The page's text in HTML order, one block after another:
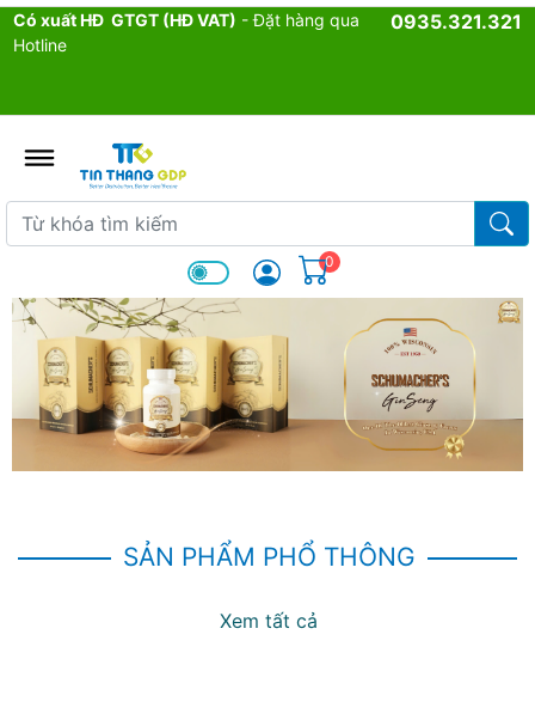
Có xuất HĐ GTGT (HĐ VAT) - Đặt hàng qua
Hotline
0935.321.321
Từ khóa tìm kiếm
Từ
0
SẢN PHẨM PHỔ THÔNG
Xem tất cả